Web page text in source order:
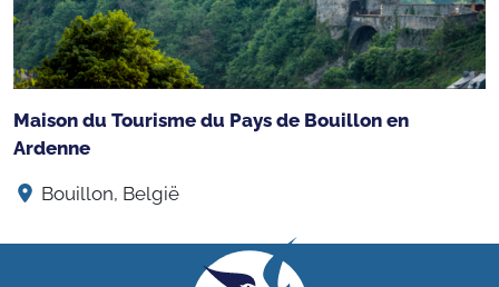
Maison du Tourisme du Pays de Bouillon en
Ardenne
Bouillon, België